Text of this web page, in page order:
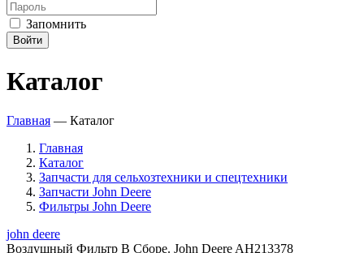
Запомнить
Войти
Каталог
Главная — Каталог
Главная
Каталог
Запчасти для сельхозтехники и спецтехники
Запчасти John Deere
Фильтры John Deere
john deere
Воздушный Фильтр В Сборе. John Deere AH213378